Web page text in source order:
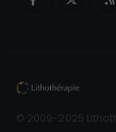
© 2009-2025